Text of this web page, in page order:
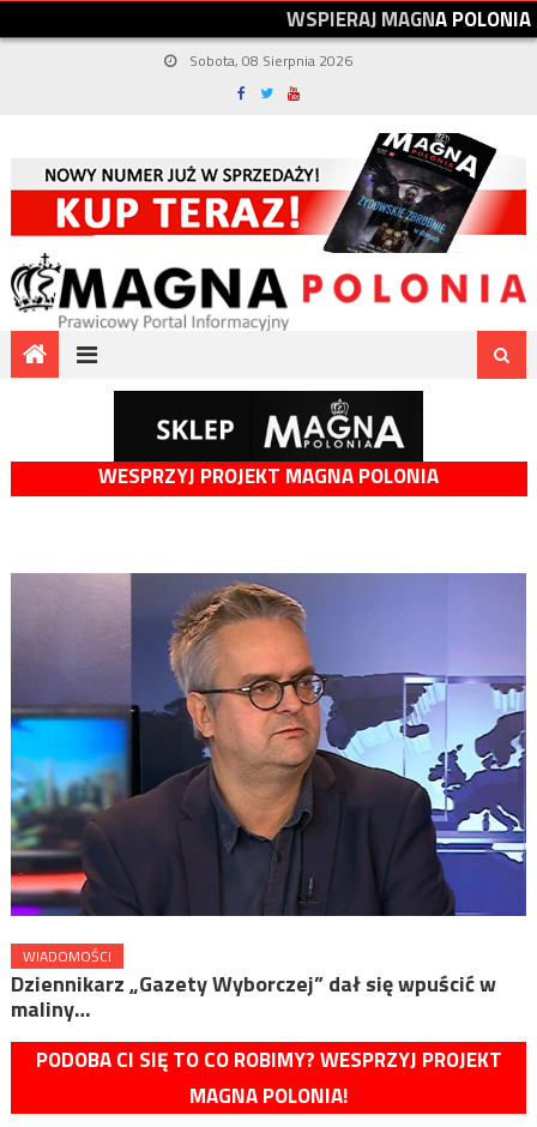
WSPIERAJMAGNAPOLONIA
Sobota, 08 Sierpnia 2026
WESPRZYJ PROJEKT MAGNA POLONIA
WIADOMOŚCI
Dziennikarz „Gazety Wyborczej” dał się wpuścić w
maliny…
PODOBA CI SIĘ TO CO ROBIMY? WESPRZYJ PROJEKT
MAGNA POLONIA!